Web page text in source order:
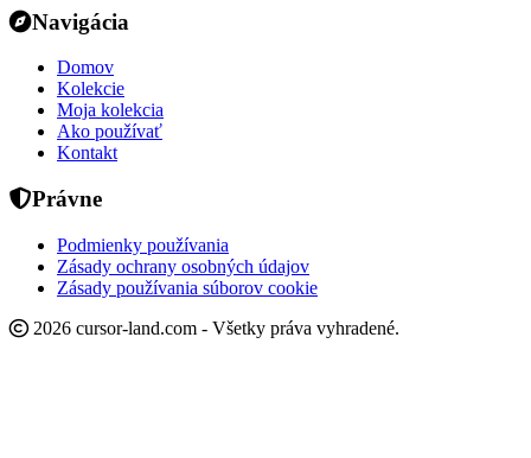
Navigácia
Domov
Kolekcie
Moja kolekcia
Ako používať
Kontakt
Právne
Podmienky používania
Zásady ochrany osobných údajov
Zásady používania súborov cookie
2026 cursor-land.com - Všetky práva vyhradené.